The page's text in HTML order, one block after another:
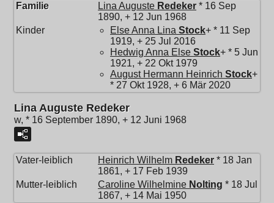
Familie Lina Auguste Redeker * 16 Sep
1890, + 12 Jun 1968
Kinder
Else Anna Lina Stock+ * 11 Sep
1919, + 25 Jul 2016
Hedwig Anna Else Stock+ * 5 Jun
1921, + 22 Okt 1979
August Hermann Heinrich Stock+
* 27 Okt 1928, + 6 Mär 2020
Lina Auguste Redeker
w, * 16 September 1890, + 12 Juni 1968
Vater-leiblich Heinrich Wilhelm Redeker * 18 Jan
1861, + 17 Feb 1939
Mutter-leiblich
Caroline Wilhelmine Nolting * 18 Jul
1867, + 14 Mai 1950